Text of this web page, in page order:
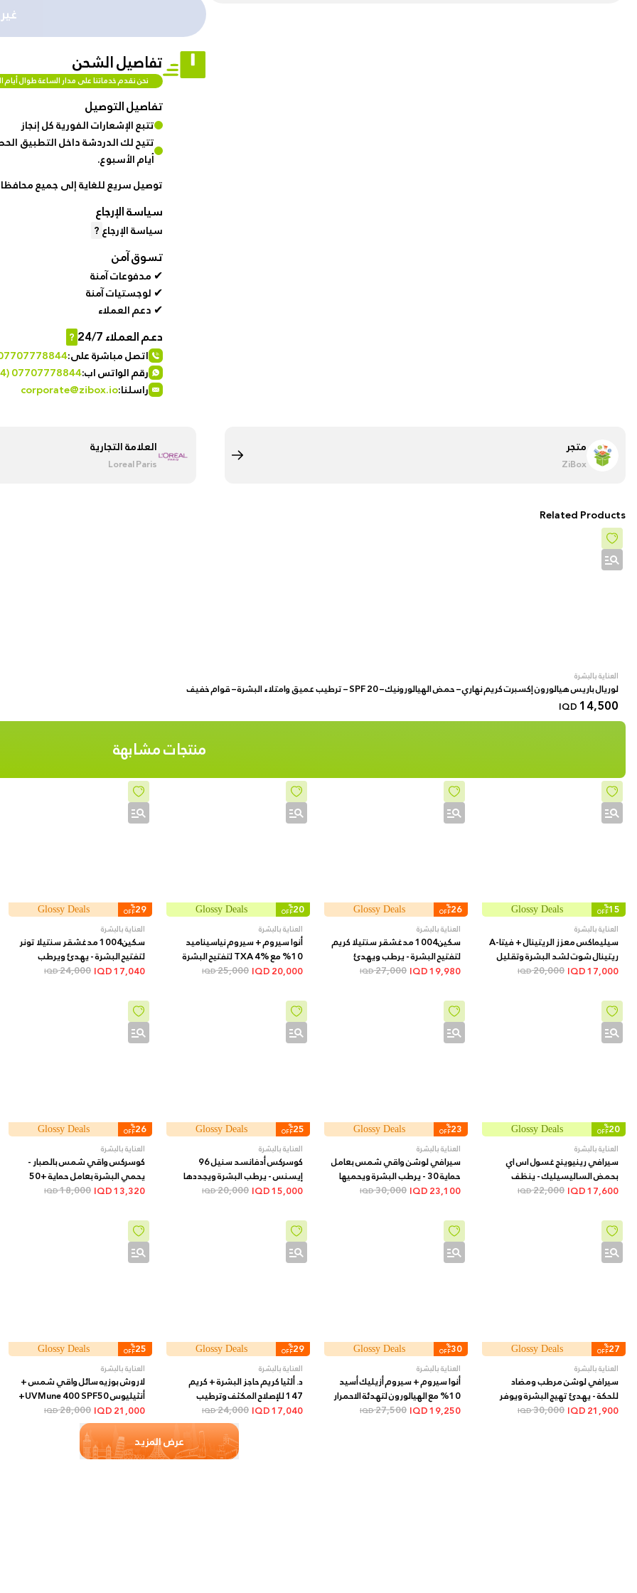
Men
Fashion
Women
Fashion
Service
brand
hanar
Up
to
40 %
OFF
at
Shop
NTA
up to
%95 off
on
Home
Istanbul
تفاصيل الشحن
نحن نقدم خدماتنا على مدار الساعة طوال أيام
تفاصيل التوصيل
تتبع الإشعارات الفورية كل إنجاز
تتيح لك الدردشة داخل التطبيق
أيام الأسبوع.
توصيل سريع للغاية إلى جميع
سياسة الإرجاع
سياسة الإرجاع?
تسوق آمن
✔ مدفوعات آمنة
✔ لوجستيات آمنة
✔ دعم العملاء
دعم العملاء 24/7
?
اتصل مباشرة على:
رقم الواتس اب:07707778844
راسلنا:corporate@zibox.io
متجر
ZiBox
العلامة التجارية
Loreal Paris
Related Products
العناية بالبشرة
لوريال باريس هيالورون إكسبرت كريم نهاري – حمض الهيالورونيك – SPF 20 – ترطيب عميق وامتلاء البشرة – قوام خفيف
14,500
IQD
منتجات مشابهة
15
%
OFF
Glossy Deals
العناية بالبشرة
سيليماكس معزز الريتينال + فيتا-A
ريتينال شوت لشد البشرة وتقليل
المسام والخطوط الدقيقة + 15 مل
17,000
20,000
IQD
26
%
OFF
Glossy Deals
العناية بالبشرة
سكين1004 مدغشقر سنتيلا كريم
لتفتيح البشرة - يرطب ويهدئ
ويساعد على توحيد اللون وتقليل
19,980
27,000
IQD
20
%
OFF
Glossy Deals
العناية بالبشرة
أنوا سيروم + سيروم نياسيناميد
10% مع TXA 4% لتفتيح البشرة
وتقليل البقع الداكنة + 30 مل
20,000
25,000
IQD
29
%
OFF
Glossy Deals
العناية بالبشرة
سكين1004 مدغشقر سنتيلا تونر
لتفتيح البشرة - يهدئ ويرطب
ويساعد على توحيد اللون, 210 مل
17,040
24,000
IQD
20
%
OFF
Glossy Deals
العناية بالبشرة
سيرافي رينيوينج غسول اس اي
بحمض الساليسيليك - ينظف
البشرة ويقشرها لتحسين وتنعيم
17,600
22,000
IQD
23
%
OFF
Glossy Deals
العناية بالبشرة
سيرافي لوشن واقي شمس بعامل
حماية 30 - يرطب البشرة ويحميها
من أشعة الشمس, 52 مل
23,100
30,000
IQD
25
%
OFF
Glossy Deals
العناية بالبشرة
كوسركس أدفانسد سنيل 96
إيسنس - يرطب البشرة ويجددها
ويحسن مرونتها ويقلل مظهر
15,000
20,000
IQD
26
%
OFF
Glossy Deals
العناية بالبشرة
كوسركس واقي شمس بالصبار -
يحمي البشرة بعامل حماية +50
ويرطبها بقوام خفيف, 50 مل
13,320
18,000
IQD
27
%
OFF
Glossy Deals
العناية بالبشرة
سيرافي لوشن مرطب ومضاد
للحكة - يهدئ تهيج البشرة ويوفر
ترطيباً طويل الأمد, 473 مل
21,900
30,000
IQD
30
%
OFF
Glossy Deals
العناية بالبشرة
أنوا سيروم + سيروم أزيليك أسيد
10% مع الهيالورون لتهدئة الاحمرار
+ 30 مل
19,250
27,500
IQD
29
%
OFF
Glossy Deals
العناية بالبشرة
د. ألثيا كريم حاجز البشرة + كريم
147 للإصلاح المكثف وترطيب
البشرة + 50 مل
17,040
24,000
IQD
25
%
OFF
Glossy Deals
العناية بالبشرة
لاروش بوزيه سائل واقي شمس +
أنثيليوس UVMune 400 SPF50+
فلويد غير مرئي + 50 مل
21,000
28,000
IQD
عرض المزيد